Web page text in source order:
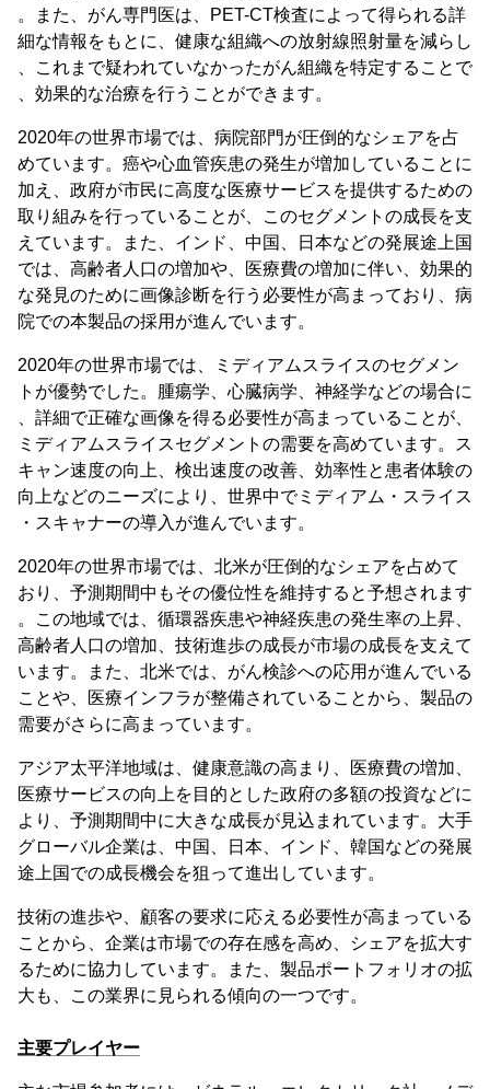
。また、がん専門医は、PET-CT検査によって得られる詳
細な情報をもとに、健康な組織への放射線照射量を減らし
、これまで疑われていなかったがん組織を特定することで
、効果的な治療を行うことができます。
2020年の世界市場では、病院部門が圧倒的なシェアを占
めています。癌や心血管疾患の発生が増加していることに
加え、政府が市民に高度な医療サービスを提供するための
取り組みを行っていることが、このセグメントの成長を支
えています。また、インド、中国、日本などの発展途上国
では、高齢者人口の増加や、医療費の増加に伴い、効果的
な発見のために画像診断を行う必要性が高まっており、病
院での本製品の採用が進んでいます。
2020年の世界市場では、ミディアムスライスのセグメン
トが優勢でした。腫瘍学、心臓病学、神経学などの場合に
、詳細で正確な画像を得る必要性が高まっていることが、
ミディアムスライスセグメントの需要を高めています。ス
キャン速度の向上、検出速度の改善、効率性と患者体験の
向上などのニーズにより、世界中でミディアム・スライス
・スキャナーの導入が進んでいます。
2020年の世界市場では、北米が圧倒的なシェアを占めて
おり、予測期間中もその優位性を維持すると予想されます
。この地域では、循環器疾患や神経疾患の発生率の上昇、
高齢者人口の増加、技術進歩の成長が市場の成長を支えて
います。また、北米では、がん検診への応用が進んでいる
ことや、医療インフラが整備されていることから、製品の
需要がさらに高まっています。
アジア太平洋地域は、健康意識の高まり、医療費の増加、
医療サービスの向上を目的とした政府の多額の投資などに
より、予測期間中に大きな成長が見込まれています。大手
グローバル企業は、中国、日本、インド、韓国などの発展
途上国での成長機会を狙って進出しています。
技術の進歩や、顧客の要求に応える必要性が高まっている
ことから、企業は市場での存在感を高め、シェアを拡大す
るために協力しています。また、製品ポートフォリオの拡
大も、この業界に見られる傾向の一つです。
主要プレイヤー